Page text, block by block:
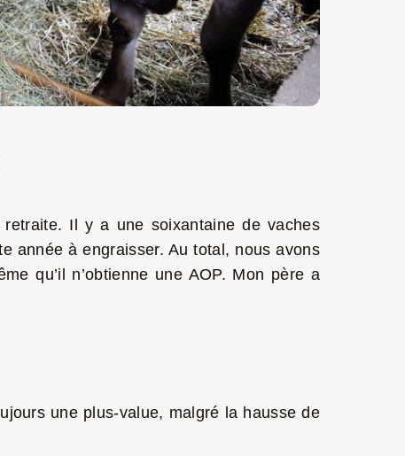
Il y a une soixantaine de vaches
année à engraisser. Au total, nous avons
qu’il n’obtienne une AOP. Mon père a
une plus-value, malgré la hausse de